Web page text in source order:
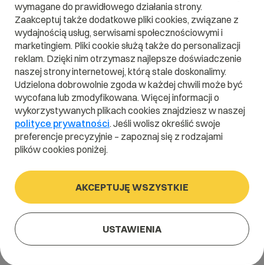
Domena .dating
Gdy szukasz tej wyjątkowej osoby!
.dating
Szukaj
wymagane do prawidłowego działania strony.
Zaakceptuj także dodatkowe pliki cookies, związane z
wydajnością usług, serwisami społecznościowymi i
marketingiem. Pliki cookie służą także do personalizacji
reklam. Dzięki nim otrzymasz najlepsze doświadczenie
naszej strony internetowej, którą stale doskonalimy.
Udzielona dobrowolnie zgoda w każdej chwili może być
wycofana lub zmodyfikowana. Więcej informacji o
wykorzystywanych plikach cookies znajdziesz w naszej
polityce prywatności. Jeśli wolisz określić swoje
preferencje precyzyjnie – zapoznaj się z rodzajami
plików cookies poniżej.
AKCEPTUJĘ WSZYSTKIE
USTAWIENIA